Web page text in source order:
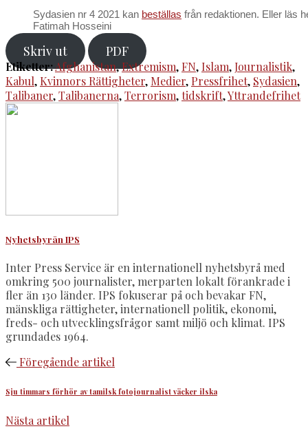
Sydasien nr 4 2021 kan beställas från redaktionen. Eller läs
Fatimah Hosseini
Skriv ut PDF
Etiketter:Afghanistan,Extremism,FN, Islam, Journalistik,
Kabul, Kvinnors Rättigheter, Medier, Pressfrihet, Sydasien,
Talibaner,Talibanerna,Terrorism,tidskrift,Yttrandefrihet
Nyhetsbyrån IPS
Inter Press Service är en internationell nyhetsbyrå med
omkring 500 journalister, merparten lokalt förankrade i
fler än 130 länder. IPS fokuserar på och bevakar FN,
mänskliga rättigheter, internationell politik, ekonomi,
freds- och utvecklingsfrågor samt miljö och klimat. IPS
grundades 1964.
Föregående artikel
Sju timmars förhör av tamilsk fotojournalist väcker ilska
Nästa artikel